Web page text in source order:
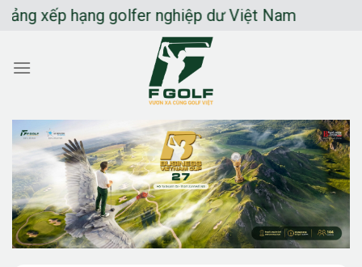
Chuyển
dung
hạng golfer nghiệp dư Việt Nam